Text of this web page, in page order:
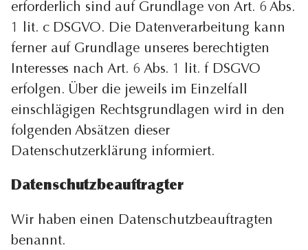
erforderlich sind auf Grundlage von Art. 6 Abs.
1 lit. c DSGVO. Die Datenverarbeitung kann
ferner auf Grundlage unseres berechtigten
Interesses nach Art. 6 Abs. 1 lit. f DSGVO
erfolgen. Über die jeweils im Einzelfall
einschlägigen Rechtsgrundlagen wird in den
folgenden Absätzen dieser
Datenschutzerklärung informiert.
Datenschutz­beauftragter
Wir haben einen Datenschutzbeauftragten
benannt.